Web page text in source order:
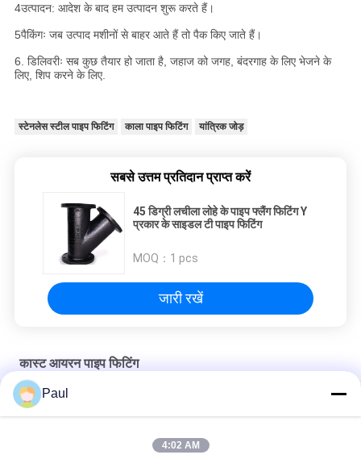
4उत्पादन: आदेश के बाद हम उत्पादन शुरू करते हैं।
5पैकिंगः जब उत्पाद मशीनों से बाहर आते हैं तो पैक किए जाते हैं।
6. डिलिवरीः सब कुछ तैयार हो जाता है, जहाज को जगह, बंदरगाह के लिए भेजने के
लिए, शिप करने के लिए.
स्टेनलेस स्टील पाइप फिटिंग काला पाइप फिटिंग यांत्रिक जोड़
सबसे उत्तम प्रतिदान प्राप्त करें
45 डिग्री लचीला लोहे के पाइप फ्लैंग फिटिंग Y
प्रकार के साइडल टी पाइप फिटिंग
MOQ： 1 pcs
जारी रखें
कास्ट आयरन पाइप फिटिंग
मैकेनिकल कास्ट आयरन पाइप फिटिंग छोटे अंत बेल रिड्यूसर संयुक्त C153 DI 350
Paul
4:02 AM